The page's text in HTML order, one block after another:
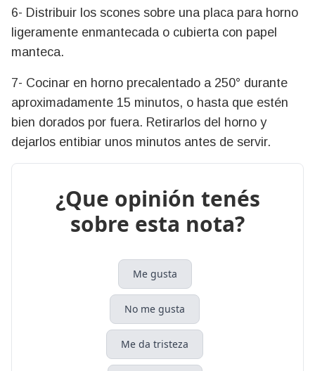
6- Distribuir los scones sobre una placa para horno
ligeramente enmantecada o cubierta con papel
manteca.
7- Cocinar en horno precalentado a 250° durante
aproximadamente 15 minutos, o hasta que estén
bien dorados por fuera. Retirarlos del horno y
dejarlos entibiar unos minutos antes de servir.
¿Que opinión tenés
sobre esta nota?
Me gusta
No me gusta
Me da tristeza